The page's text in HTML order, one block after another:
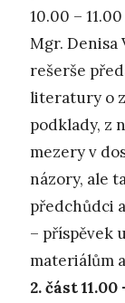
10.00 –
Mgr. Denisa
rešerše
literatury o
podklady, z
mezery v
názory, ale
předchůdci
– příspěvek
materiálům
2. část 11.00